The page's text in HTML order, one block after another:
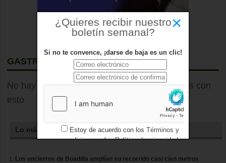
GASTRONOMIA
No hay elementos que hayan sido etiquetados con
esto
Lo más leído
Los encierros de Boadilla amplían su recorrido casi cien metros
×
¿Quieres recibir nuestro
boletín semanal?
Si no te convence, ¡darse de baja es un clic!
Estoy de acuerdo con los Términos y
condicionesy losPolítica de privacidad